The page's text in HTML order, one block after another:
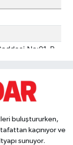
buluştururken,
kaçınıyor ve
sunuyor.